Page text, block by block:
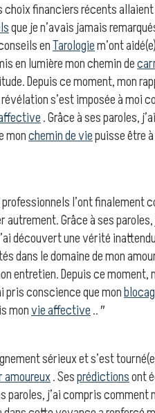
financiers récents
que je n’avais jamais
enTarologiem’ont
en lumière mon chemin de
Depuis ce moment, mon
s’est imposée à moi
. Grâce à ses paroles,
monchemin de viepuisse être
professionnels l’ont finalement
Grâce à ses
découvert une vérité
dans le domaine de mon
entretien. Depuis ce moment,
conscience que mon
monvie affective.. ″
sérieux et s’est
amoureux. Sesprédictionsont
paroles, j’ai compris comment